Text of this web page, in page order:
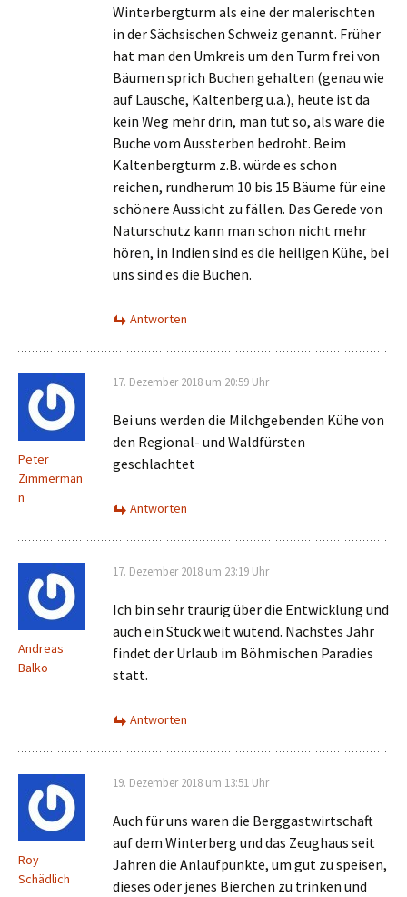
Winterbergturm als eine der malerischten
in der Sächsischen Schweiz genannt. Früher
hat man den Umkreis um den Turm frei von
Bäumen sprich Buchen gehalten (genau wie
auf Lausche, Kaltenberg u.a.), heute ist da
kein Weg mehr drin, man tut so, als wäre die
Buche vom Aussterben bedroht. Beim
Kaltenbergturm z.B. würde es schon
reichen, rundherum 10 bis 15 Bäume für eine
schönere Aussicht zu fällen. Das Gerede von
Naturschutz kann man schon nicht mehr
hören, in Indien sind es die heiligen Kühe, bei
uns sind es die Buchen.
Antworten
Peter
Zimmerman
n
17. Dezember 2018 um 20:59 Uhr
Bei uns werden die Milchgebenden Kühe von
den Regional- und Waldfürsten
geschlachtet
Antworten
Andreas
Balko
17. Dezember 2018 um 23:19 Uhr
Ich bin sehr traurig über die Entwicklung und
auch ein Stück weit wütend. Nächstes Jahr
findet der Urlaub im Böhmischen Paradies
statt.
Antworten
Roy
Schädlich
19. Dezember 2018 um 13:51 Uhr
Auch für uns waren die Berggastwirtschaft
auf dem Winterberg und das Zeughaus seit
Jahren die Anlaufpunkte, um gut zu speisen,
dieses oder jenes Bierchen zu trinken und